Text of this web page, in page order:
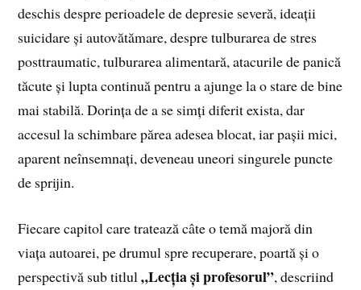
deschis despre perioadele de depresie severă, ideații
suicidare și autovătămare, despre tulburarea de stres
posttraumatic, tulburarea alimentară, atacurile de panică
tăcute și lupta continuă pentru a ajunge la o stare de bine
mai stabilă. Dorința de a se simți diferit exista, dar
accesul la schimbare părea adesea blocat, iar pașii mici,
aparent neînsemnați, deveneau uneori singurele puncte
de sprijin.
Fiecare capitol care tratează câte o temă majoră din
viața autoarei, pe drumul spre recuperare, poartă și o
perspectivă sub titlul„Lecția și profesorul”, descriind